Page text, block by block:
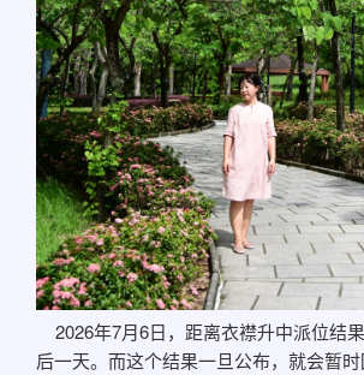
2026年7月6日，距离衣襟升中派位结
后一天。而这个结果一旦公布，就会暂